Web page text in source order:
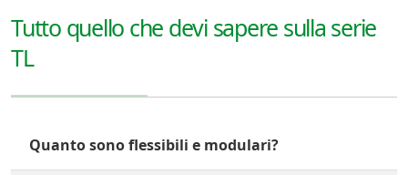
Tutto quello che devi sapere sulla serie
TL
Quanto sono flessibili e modulari?